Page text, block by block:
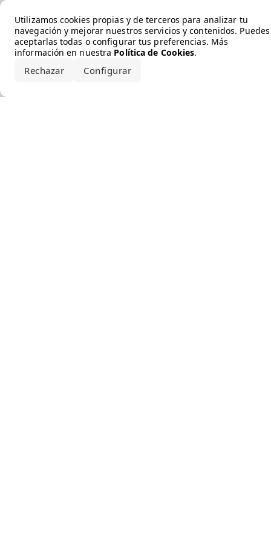
Utilizamos cookies propias y de terceros para analizar tu
navegación y mejorar nuestros servicios y contenidos. Puedes
aceptarlas todas o configurar tus preferencias. Más
información en nuestra Política de Cookies.
Rechazar Configurar
Error loading the brand